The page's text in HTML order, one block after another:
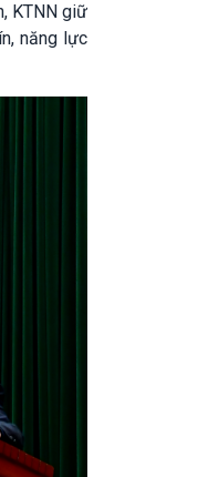
KTNN giữ
năng lực